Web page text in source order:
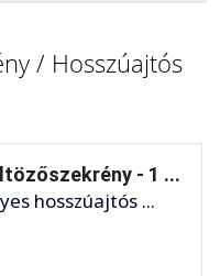
/ Hosszúajtós
- 1 ...
hosszúajtós ...